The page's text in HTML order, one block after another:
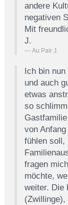
andere
negativen
Mit
J.
Au Pair J.
Ich bin
und auch
etwas
so
von
fühlen soll,
fragen
möchte,
weiter. Die